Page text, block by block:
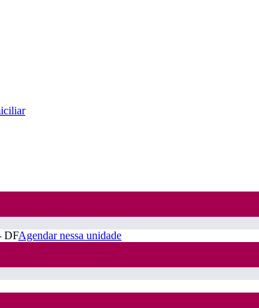
DFAgendar nessa unidade